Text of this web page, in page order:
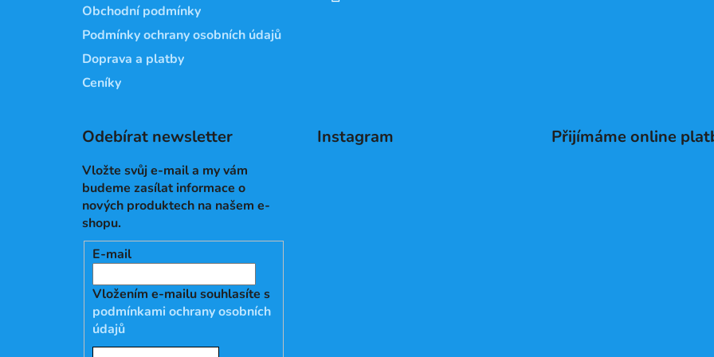
Obchodní podmínky
Podmínky ochrany osobních údajů
Doprava a platby
Ceníky
Odebírat newsletter
Vložte svůj e-mail a my vám
budeme zasílat informace o
nových produktech na našem e-
shopu.
E-mail
Vložením e-mailu souhlasíte s
podmínkami ochrany osobních
údajů
Instagram Přijímáme online